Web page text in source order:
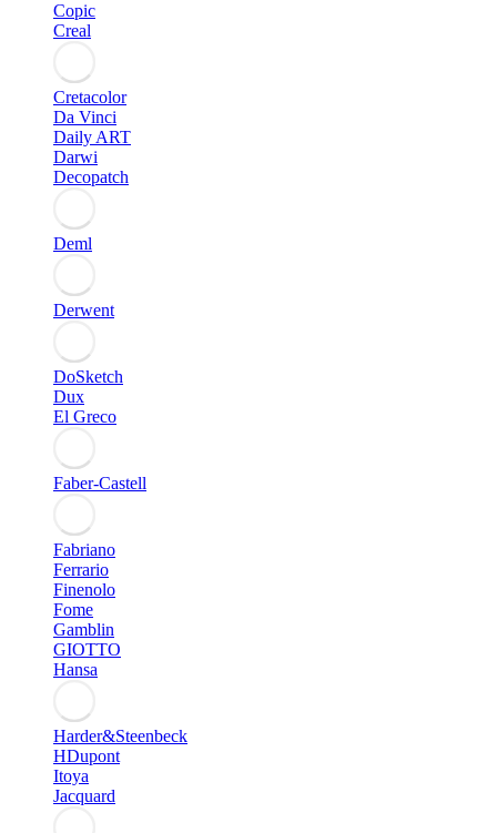
Copic
Creal
Cretacolor
Da Vinci
Daily ART
Darwi
Decopatch
Deml
Derwent
DoSketch
Dux
El Greco
Faber-Castell
Fabriano
Ferrario
Finenolo
Fome
Gamblin
GIOTTO
Hansa
Harder&Steenbeck
HDupont
Itoya
Jacquard